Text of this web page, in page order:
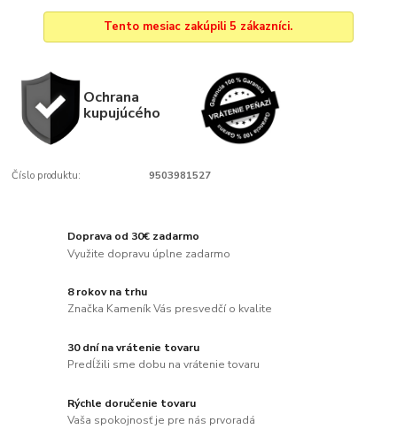
Tento mesiac zakúpili 5 zákazníci.
Ochrana
kupujúcého
Číslo produktu: 9503981527
Doprava od 30€ zadarmo
Využite dopravu úplne zadarmo
8 rokov na trhu
Značka Kameník Vás presvedčí o kvalite
30 dní na vrátenie tovaru
Predĺžili sme dobu na vrátenie tovaru
Rýchle doručenie tovaru
Vaša spokojnosť je pre nás prvoradá